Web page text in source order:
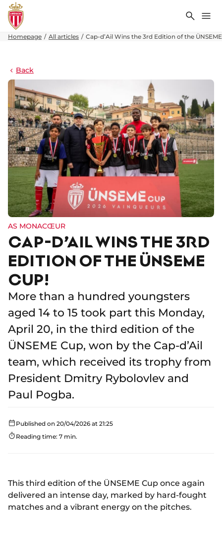
Search
Homepage All articles Cap-d’Ail Wins the 3rd Edition of the
Back
AS MONACŒUR
CAP-D’AIL WINS THE 3RD
EDITION OF THE ÜNSEME
CUP!
More than a hundred youngsters
aged 14 to 15 took part this Monday,
April 20, in the third edition of the
ÜNSEME Cup, won by the Cap-d’Ail
team, which received its trophy from
President Dmitry Rybolovlev and
Paul Pogba.
Published on 20/04/2026 at 21:25
Reading time: 7 min.
This third edition of the ÜNSEME Cup once again
delivered an intense day, marked by hard-fought
matches and a vibrant energy on the pitches.